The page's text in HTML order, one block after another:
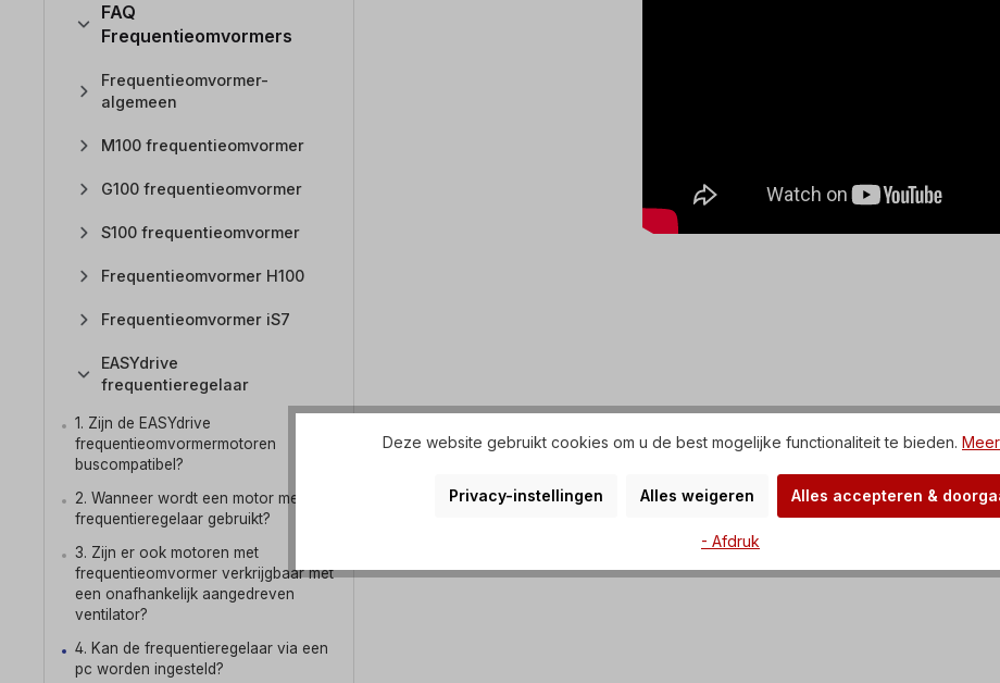
FAQ
Frequentieomvormers
Frequentieomvormer-
algemeen
M100 frequentieomvormer
G100 frequentieomvormer
S100 frequentieomvormer
Frequentieomvormer H100
Frequentieomvormer iS7
EASYdrive
frequentieregelaar
1. Zijn de EASYdrive
frequentieomvormermotoren
buscompatibel?
2. Wanneer wordt een motor met
frequentieregelaar gebruikt?
3. Zijn er ook motoren met
frequentieomvormer verkrijgbaar met
een onafhankelijk aangedreven
ventilator?
4. Kan de frequentieregelaar via een
pc worden ingesteld?
Deze website gebruikt cookies om u de best mogelijke functionaliteit te bieden.
Privacy-instellingen Alles weigeren Alles accepteren &
- Afdruk